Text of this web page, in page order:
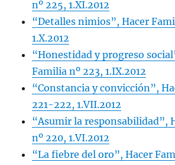
nº 225, 1.XI.2012
“Detalles nimios”, Hacer
1.X.2012
“Honestidad y progreso
Familia nº 223, 1.IX.2012
“Constancia y convicción”,
221-222, 1.VII.2012
“Asumir la responsabilidad”,
nº 220, 1.VI.2012
“La fiebre del oro”, Hacer